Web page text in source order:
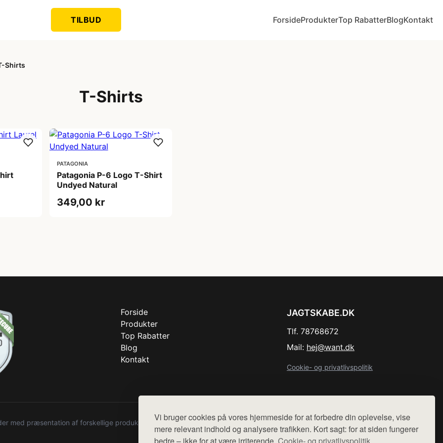
Vi bruger cookies på vores hjemmeside for at forbedre din oplevelse, vise
mere relevant indhold og analysere trafikken. Kort sagt: for at siden fungerer
TILBUD ForsideProdukterTop RabatterBlogKontakt
Shirts
T-Shirts
PATAGONIA
Patagonia P-6 Logo T-Shirt
Undyed Natural
349,00 kr
Forside
Produkter
Top Rabatter
Blog
Kontakt
JAGTSKABE.DK
Tlf. 78768672
Mail: hej@want.dk
Cookie- og privatlivspolitik
med præsentation af forskellige produkter fra diverse webshops. Der sælges ikke varer fra denne side - vi henviser til de shops,